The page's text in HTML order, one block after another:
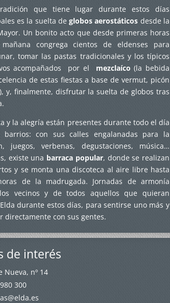
que tiene lugar durante estos días
es la suelta deglobos aerostáticos desde la
Un bonito acto que desde primeras horas
congrega cientos de eldenses para
tomar las pastas tradicionales y los típicos
acompañados por el mezclaíco (la bebida
de estas fiestas a base de vermut, picón
y, finalmente, disfrutar la suelta de globos tras
y la alegría están presentes durante todo el día
barrios: con sus calles engalanadas para la
juegos, verbenas, degustaciones, música…
existe una barraca popular, donde se realizan
y se monta una discoteca al aire libre hasta
de la madrugada. Jornadas de armonía
vecinos y de todos aquellos que quieran
durante estos días, para sentirse uno más y
directamente con sus gentes.
de interés
Nueva, nº 14
300